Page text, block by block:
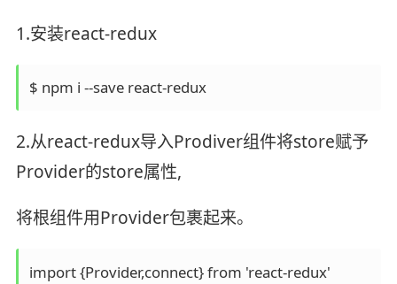
1.安装react-redux
$ npm i --save react-redux
2.从react-redux导入Prodiver组件将store赋予
Provider的store属性,
将根组件用Provider包裹起来。
import {Provider,connect} from 'react-redux'